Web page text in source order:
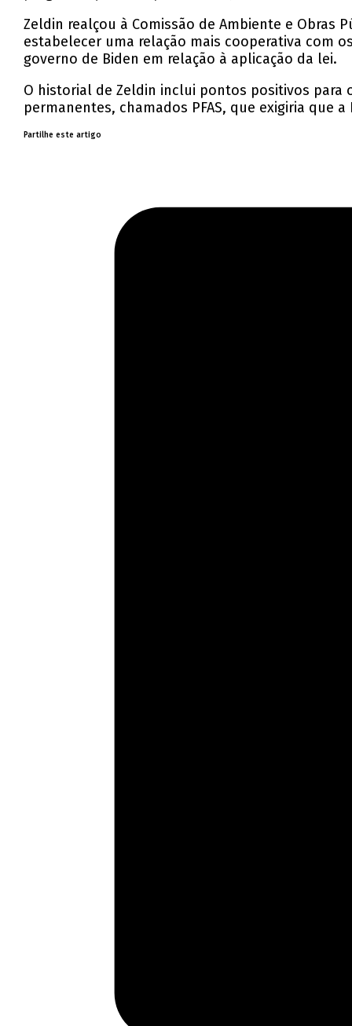
Zeldin realçou à Comissão de Ambiente e
estabelecer uma relação mais cooperativa com
governo de Biden em relação à aplicação da lei.
O historial de Zeldin inclui pontos positivos
permanentes, chamados PFAS, que exigiria que
Partilhe este artigo